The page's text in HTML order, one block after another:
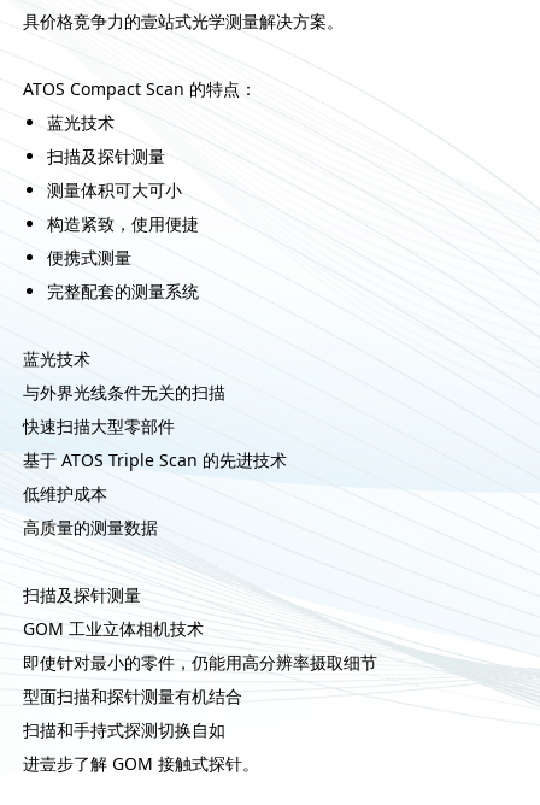
具价格竞争力的壹站式光学测量解决方案。
ATOS Compact Scan 的特点：
蓝光技术
扫描及探针测量
测量体积可大可小
构造紧致，使用便捷
便携式测量
完整配套的测量系统
蓝光技术
与外界光线条件无关的扫描
快速扫描大型零部件
基于 ATOS Triple Scan 的先进技术
低维护成本
高质量的测量数据
扫描及探针测量
GOM 工业立体相机技术
即使针对最小的零件，仍能用高分辨率摄取细节
型面扫描和探针测量有机结合
扫描和手持式探测切换自如
进壹步了解 GOM 接触式探针。